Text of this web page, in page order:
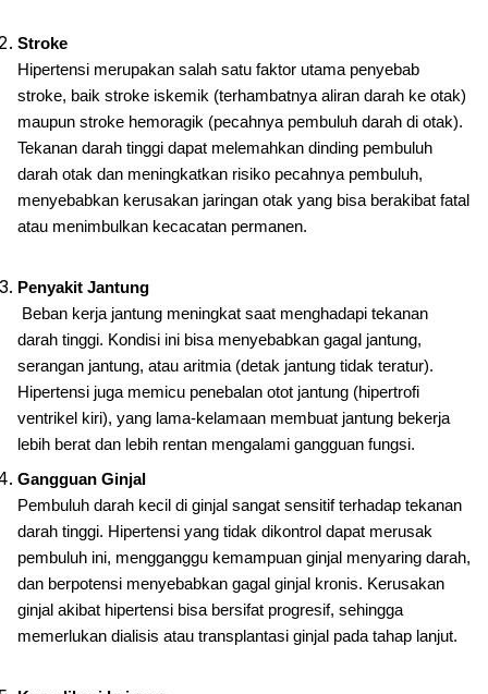
Stroke
Hipertensi merupakan salah satu faktor utama penyebab
stroke, baik stroke iskemik (terhambatnya aliran darah ke otak)
maupun stroke hemoragik (pecahnya pembuluh darah di otak).
Tekanan darah tinggi dapat melemahkan dinding pembuluh
darah otak dan meningkatkan risiko pecahnya pembuluh,
menyebabkan kerusakan jaringan otak yang bisa berakibat fatal
atau menimbulkan kecacatan permanen.
Penyakit Jantung
Beban kerja jantung meningkat saat menghadapi tekanan
darah tinggi. Kondisi ini bisa menyebabkan gagal jantung,
serangan jantung, atau aritmia (detak jantung tidak teratur).
Hipertensi juga memicu penebalan otot jantung (hipertrofi
ventrikel kiri), yang lama-kelamaan membuat jantung bekerja
lebih berat dan lebih rentan mengalami gangguan fungsi.
Gangguan Ginjal
Pembuluh darah kecil di ginjal sangat sensitif terhadap tekanan
darah tinggi. Hipertensi yang tidak dikontrol dapat merusak
pembuluh ini, mengganggu kemampuan ginjal menyaring darah,
dan berpotensi menyebabkan gagal ginjal kronis. Kerusakan
ginjal akibat hipertensi bisa bersifat progresif, sehingga
memerlukan dialisis atau transplantasi ginjal pada tahap lanjut.